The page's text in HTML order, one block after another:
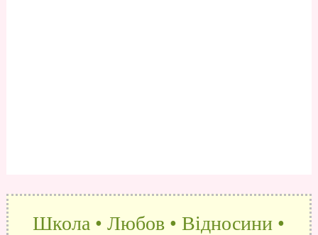
Школа • Любов • Відносини •